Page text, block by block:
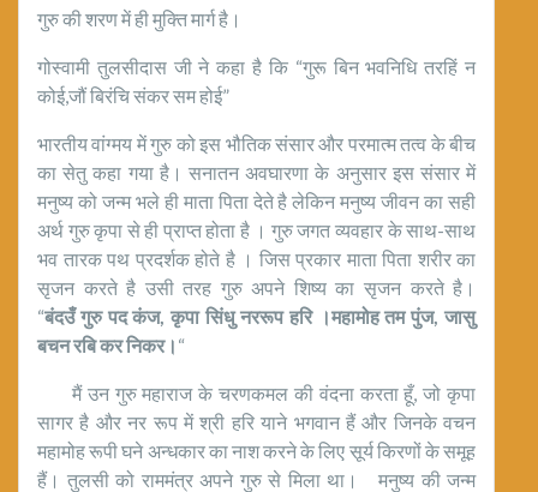
गुरु की शरण में ही मुक्ति मार्ग है।
गोस्वामी तुलसीदास जी ने कहा है कि “गुरू बिन भवनिधि तरहिं न
कोई,जौं बिरंचि संकर सम होई”
भारतीय वांग्मय में गुरु को इस भौतिक संसार और परमात्म तत्व के बीच
का सेतु कहा गया है। सनातन अवघारणा के अनुसार इस संसार में
मनुष्य को जन्म भले ही माता पिता देते है लेकिन मनुष्य जीवन का सही
अर्थ गुरु कृपा से ही प्राप्त होता है । गुरु जगत व्यवहार के साथ-साथ
भव तारक पथ प्रदर्शक होते है । जिस प्रकार माता पिता शरीर का
सृजन करते है उसी तरह गुरु अपने शिष्य का सृजन करते है।
“बंदउँ गुरु पद कंज,कृपा सिंधु नररूप हरि ।महामोह तम पुंज,जासु
बचन रबि कर निकर। “
मैं उन गुरु महाराज के चरणकमल की वंदना करता हूँ, जो कृपा
सागर है और नर रूप में श्री हरि याने भगवान हैं और जिनके वचन
महामोह रूपी घने अन्धकार का नाश करने के लिए सूर्य किरणों के समूह
हैं। तुलसी को राममंत्र अपने गुरु से मिला था। मनुष्य की जन्म